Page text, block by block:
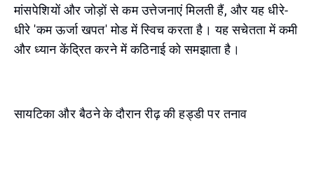
मांसपेशियों और जोड़ों से कम उत्तेजनाएं मिलती हैं, और यह धीरे-
धीरे 'कम ऊर्जा खपत' मोड में स्विच करता है। यह सचेतता में कमी
और ध्यान केंद्रित करने में कठिनाई को समझाता है।
सायटिका और बैठने के दौरान रीढ़ की हड्डी पर तनाव